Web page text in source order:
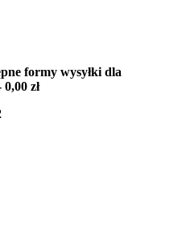
formy wysyłki dla
zł